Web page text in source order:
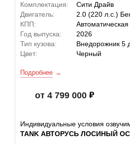
Комплектация:
Сити Драйв
Двигатель:
2.0 (220 л.с.)
КПП:
Автоматическая
Год выпуска:
2026
Тип кузова:
Внедорожник 5
Цвет:
Черный
Подробнее
от 4 799 000
Индивидуальные условия
TANK АВТОРУСЬ ЛОСИНЫЙ